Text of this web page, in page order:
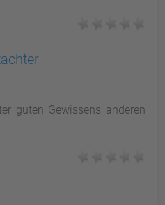
guten Gewissens anderen